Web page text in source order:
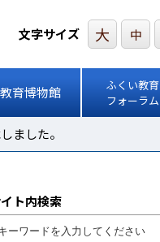
文字サイズ 大 中
教育博物館
ふくい教育
フォーラム
ました。
ト内検索